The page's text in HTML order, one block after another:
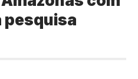
pesquisa